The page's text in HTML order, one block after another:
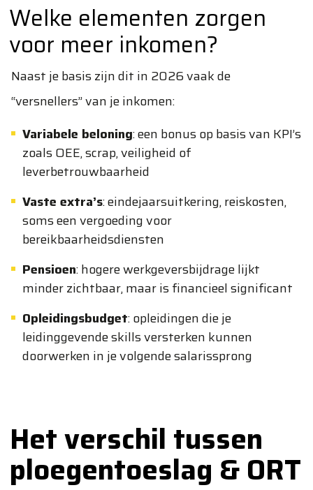
Welke elementen zorgen
voor meer inkomen?
Naast je basis zijn dit in 2026 vaak de
“versnellers” van je inkomen:
Variabele beloning: een bonus op basis van KPI’s
zoals OEE, scrap, veiligheid of
leverbetrouwbaarheid
Vaste extra’s: eindejaarsuitkering, reiskosten,
soms een vergoeding voor
bereikbaarheidsdiensten
Pensioen: hogere werkgeversbijdrage lijkt
minder zichtbaar, maar is financieel significant
Opleidingsbudget: opleidingen die je
leidinggevende skills versterken kunnen
doorwerken in je volgende salarissprong
Het verschil tussen
ploegentoeslag & ORT